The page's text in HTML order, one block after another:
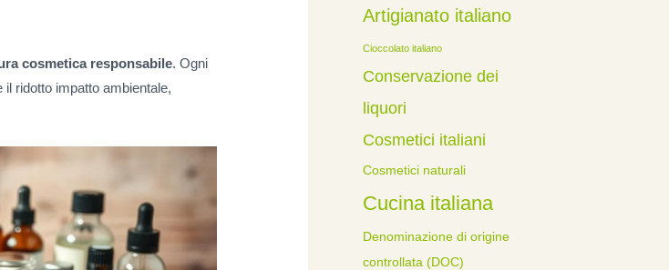
cosmetica responsabile. Ogni
ridotto impatto ambientale,
Artigianato italiano
Cioccolato italiano
Conservazione dei
liquori
Cosmetici italiani
Cosmetici naturali
Cucina italiana
Denominazione di origine
controllata (DOC)